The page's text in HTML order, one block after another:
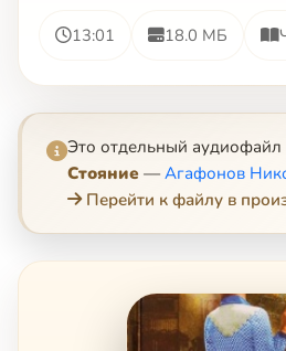
13:01 18.0 МБ
Это отдельный аудиофайл
Стояние — Агафонов
Перейти к файлу в